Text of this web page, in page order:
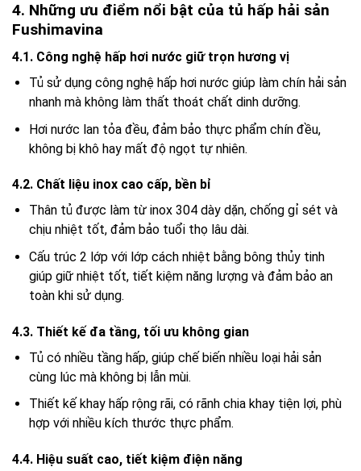
4. Những ưu điểm nổi bật của tủ hấp hải sản
Fushimavina
4.1. Công nghệ hấp hơi nước giữ trọn hương vị
Tủ sử dụng công nghệ hấp hơi nước giúp làm chín hải sản
nhanh mà không làm thất thoát chất dinh dưỡng.
Hơi nước lan tỏa đều, đảm bảo thực phẩm chín đều,
không bị khô hay mất độ ngọt tự nhiên.
4.2. Chất liệu inox cao cấp, bền bỉ
Thân tủ được làm từ inox 304 dày dặn, chống gỉ sét và
chịu nhiệt tốt, đảm bảo tuổi thọ lâu dài.
Cấu trúc 2 lớp với lớp cách nhiệt bằng bông thủy tinh
giúp giữ nhiệt tốt, tiết kiệm năng lượng và đảm bảo an
toàn khi sử dụng.
4.3. Thiết kế đa tầng, tối ưu không gian
Tủ có nhiều tầng hấp, giúp chế biến nhiều loại hải sản
cùng lúc mà không bị lẫn mùi.
Thiết kế khay hấp rộng rãi, có rãnh chia khay tiện lợi, phù
hợp với nhiều kích thước thực phẩm.
4.4. Hiệu suất cao, tiết kiệm điện năng